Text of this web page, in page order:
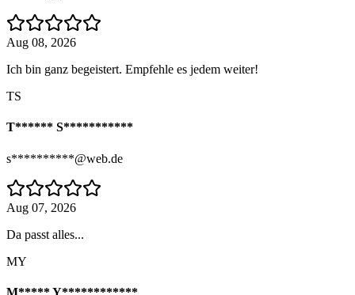
Aug 08, 2026
Ich bin ganz begeistert. Empfehle es jedem weiter!
TS
T****** S***********
s**********@web.de
Aug 07, 2026
Da passt alles...
MY
M***** Y************